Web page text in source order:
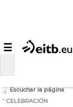
☰
Escuchar la página
CELEBRACIÓN